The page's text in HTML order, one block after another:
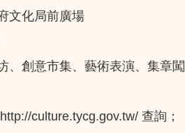
文化局前廣場
、創意市集、藝術表演、集章闖
culture.tycg.gov.tw/ 查詢；